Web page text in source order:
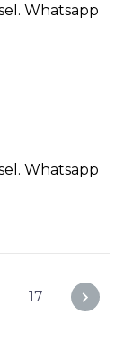
Whatsapp
Whatsapp
17